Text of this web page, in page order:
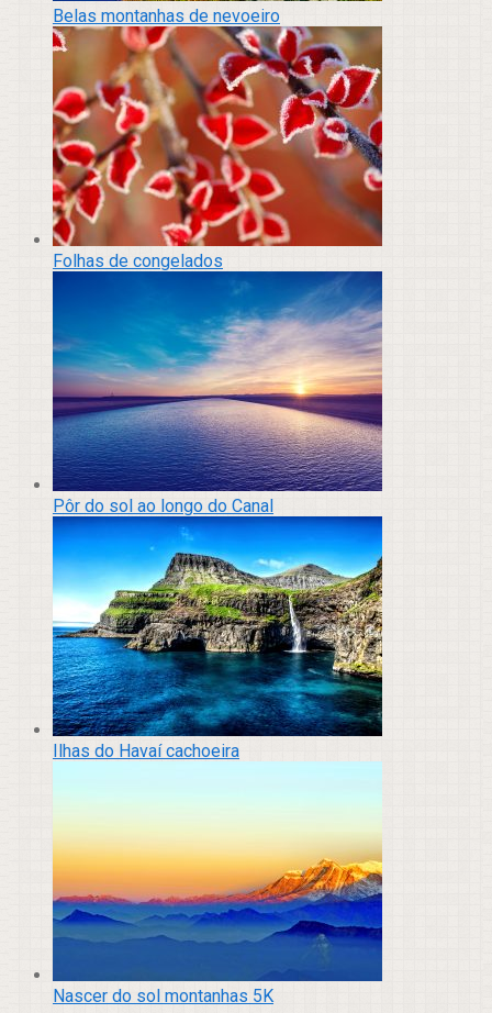
Belas montanhas de nevoeiro
Folhas de congelados
Pôr do sol ao longo do Canal
Ilhas do Havaí cachoeira
Nascer do sol montanhas 5K